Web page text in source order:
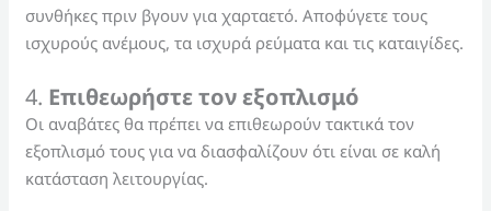
συνθήκες πριν βγουν για χαρταετό. Αποφύγετε τους
ισχυρούς ανέμους, τα ισχυρά ρεύματα και τις καταιγίδες.
4. Επιθεωρήστε τον εξοπλισμό
Οι αναβάτες θα πρέπει να επιθεωρούν τακτικά τον
εξοπλισμό τους για να διασφαλίζουν ότι είναι σε καλή
κατάσταση λειτουργίας.